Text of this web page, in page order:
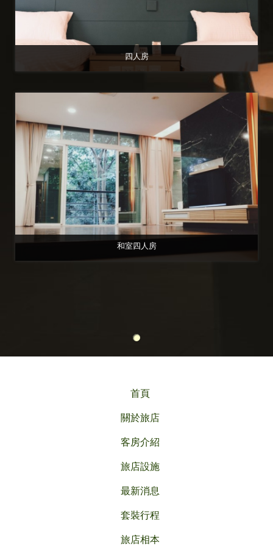
四人房
和室四人房
首頁
關於旅店
客房介紹
旅店設施
最新消息
套裝行程
旅店相本